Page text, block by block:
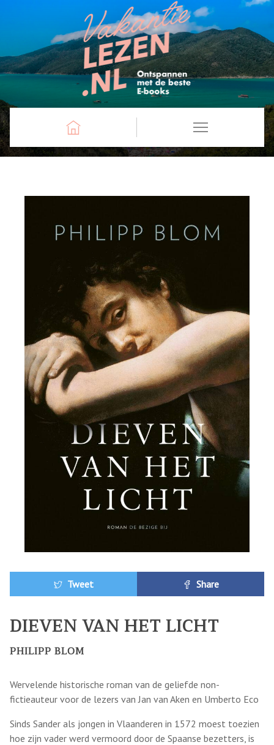
Tweet Share
DIEVEN VAN HET LICHT
PHILIPP BLOM
Wervelende historische roman van de geliefde non-
fictieauteur voor de lezers van Jan van Aken en Umberto Eco
Sinds Sander als jongen in Vlaanderen in 1572 moest toezien
hoe zijn vader werd vermoord door de Spaanse bezetters, is